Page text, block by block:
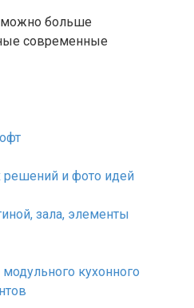
можно больше
современные